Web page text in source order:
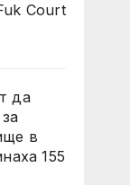
Court
да
в
155